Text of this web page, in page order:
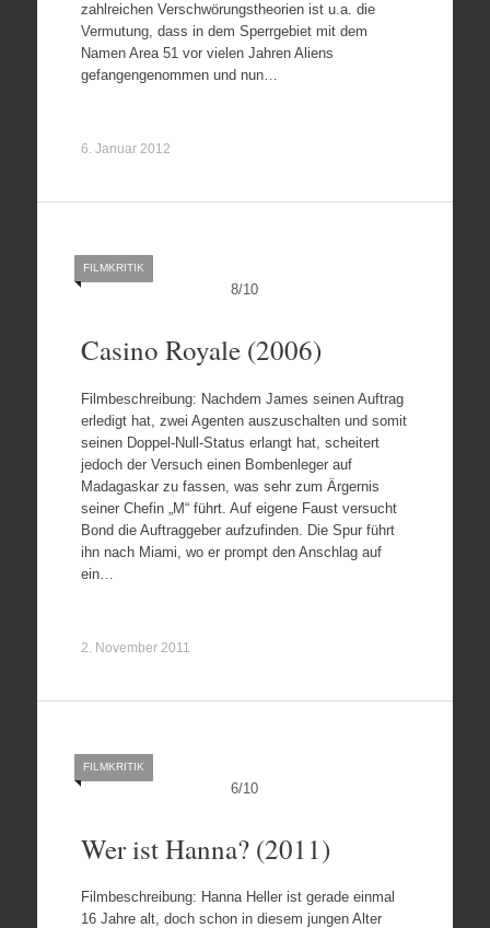
zahlreichen Verschwörungstheorien ist u.a. die
Vermutung, dass in dem Sperrgebiet mit dem
Namen Area 51 vor vielen Jahren Aliens
gefangengenommen und nun…
6. Januar 2012
8/10
FILMKRITIK
Casino Royale (2006)
Filmbeschreibung: Nachdem James seinen Auftrag
erledigt hat, zwei Agenten auszuschalten und somit
seinen Doppel-Null-Status erlangt hat, scheitert
jedoch der Versuch einen Bombenleger auf
Madagaskar zu fassen, was sehr zum Ärgernis
seiner Chefin „M“ führt. Auf eigene Faust versucht
Bond die Auftraggeber aufzufinden. Die Spur führt
ihn nach Miami, wo er prompt den Anschlag auf
ein…
2. November 2011
6/10
FILMKRITIK
Wer ist Hanna? (2011)
Filmbeschreibung: Hanna Heller ist gerade einmal
16 Jahre alt, doch schon in diesem jungen Alter